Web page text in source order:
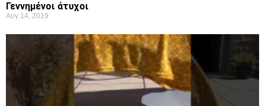
Γεννημένοι άτυχοι
Αυγ 14, 2019